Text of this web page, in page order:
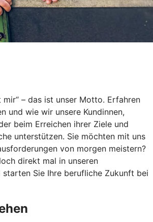
mir“ – das ist unser Motto. Erfahren
und wie wir unsere Kundinnen,
beim Erreichen ihrer Ziele und
unterstützen. Sie möchten mit uns
von morgen meistern?
direkt mal in unseren
starten Sie Ihre berufliche Zukunft bei